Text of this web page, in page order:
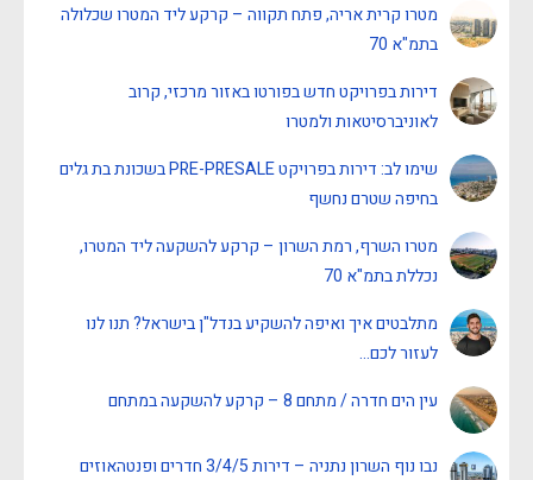
מטרו קרית אריה, פתח תקווה – קרקע ליד המטרו שכלולה
בתמ"א 70
דירות בפרויקט חדש בפורטו באזור מרכזי, קרוב
לאוניברסיטאות ולמטרו
שימו לב: דירות בפרויקט PRE-PRESALE בשכונת בת גלים
בחיפה שטרם נחשף
מטרו השרף, רמת השרון – קרקע להשקעה ליד המטרו,
נכללת בתמ"א 70
מתלבטים איך ואיפה להשקיע בנדל"ן בישראל? תנו לנו
לעזור לכם…
עין הים חדרה / מתחם 8 – קרקע להשקעה במתחם
נבו נוף השרון נתניה – דירות 3/4/5 חדרים ופנטהאוזים